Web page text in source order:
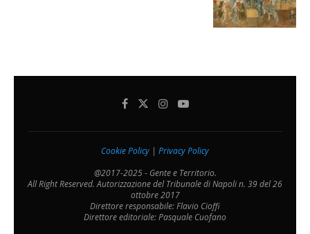
Cookie Policy | Privacy Policy
@2017-2025 - Gente e Territorio.
All Right Reserved. Autorizzazione del Tribunale di Napoli n. 39 del 26
ottobre 2017
Direttore responsabile: Flavio Cioffi
Direttore editoriale: Pasquale Cuofano